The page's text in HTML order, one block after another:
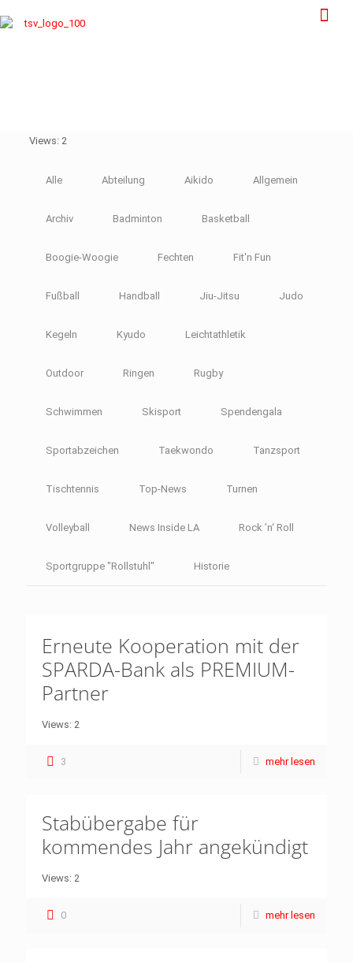
Views: 2
Alle Abteilung Aikido Allgemein
Archiv Badminton Basketball
Boogie-Woogie Fechten Fit'n Fun
Fußball Handball Jiu-Jitsu Judo
Kegeln Kyudo Leichtathletik
Outdoor Ringen Rugby
Schwimmen Skisport Spendengala
Sportabzeichen Taekwondo Tanzsport
Tischtennis Top-News Turnen
Volleyball News Inside LA Rock ’n‘ Roll
Sportgruppe "Rollstuhl" Historie
Erneute Kooperation mit der
SPARDA-Bank als PREMIUM-
Partner
Views: 2
3 mehr lesen
Stabübergabe für
kommendes Jahr angekündigt
Views: 2
0 mehr lesen